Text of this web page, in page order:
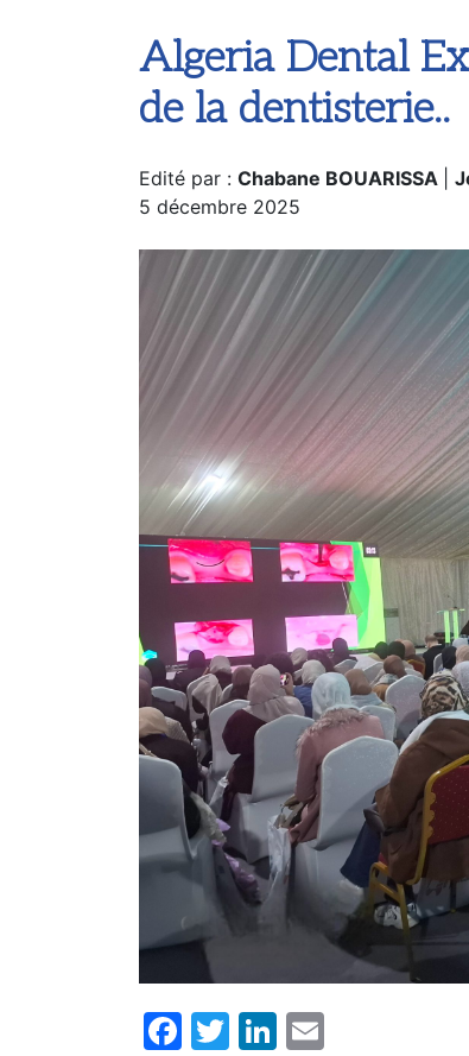
Algeria Dental
de la dentisterie..
Edité par : Chabane BOUARISSA
5 décembre 2025
Facebook
TwitterLinkedIn